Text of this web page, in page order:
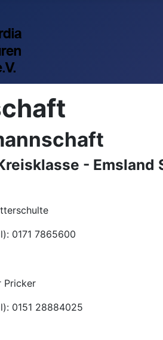
- Emsland
0171 7865600
Pricker
0151 28884025